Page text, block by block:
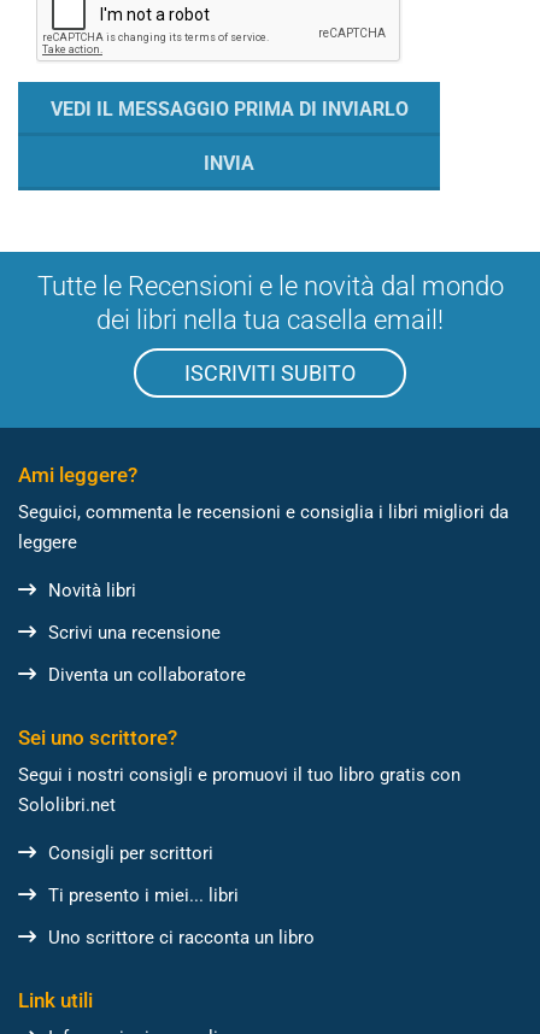
Tutte le Recensioni e le novità dal mondo
dei libri nella tua casella email!
ISCRIVITI SUBITO
Ami leggere?
Seguici, commenta le recensioni e consiglia i libri migliori da
leggere
Novità libri
Scrivi una recensione
Diventa un collaboratore
Sei uno scrittore?
Segui i nostri consigli e promuovi il tuo libro gratis con
Sololibri.net
Consigli per scrittori
Ti presento i miei... libri
Uno scrittore ci racconta un libro
Link utili